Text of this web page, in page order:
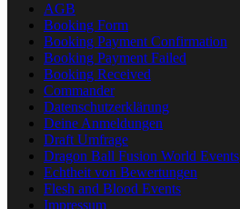
AGB
Booking Form
Booking Payment Confirmation
Booking Payment Failed
Booking Received
Commander
Datenschutzerklärung
Deine Anmeldungen
Draft Umfrage
Dragon Ball Fusion World Events
Echtheit von Bewertungen
Flesh and Blood Events
Impressum